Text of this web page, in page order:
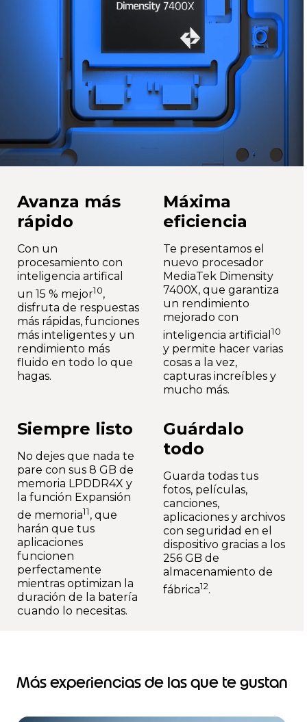
Avanza más
rápido
Con un
procesamiento con
inteligencia artifical
un 15 % mejor10,
disfruta de respuestas
más rápidas, funciones
más inteligentes y un
rendimiento más
fluido en todo lo que
hagas.
Máxima
eficiencia
Te presentamos el
nuevo procesador
MediaTek Dimensity
7400X, que garantiza
un rendimiento
mejorado con
inteligencia artificial 10
y permite hacer varias
cosas a la vez,
capturas increíbles y
mucho más.
Siempre listo
No dejes que nada te
pare con sus 8 GB de
memoria LPDDR4X y
la función Expansión
de memoria11, que
harán que tus
aplicaciones
funcionen
perfectamente
mientras optimizan la
duración de la batería
cuando lo necesitas.
Guárdalo
todo
Guarda todas tus
fotos, películas,
canciones,
aplicaciones y archivos
con seguridad en el
dispositivo gracias a los
256 GB de
almacenamiento de
fábrica12.
Más experiencias de las que te gustan